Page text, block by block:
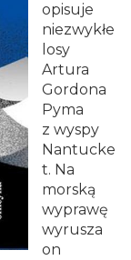
opisuje
niezwykłe
losy
Artura
Gordona
Pyma
z wyspy
Nantucke
t. Na
morską
wyprawę
wyrusza
on